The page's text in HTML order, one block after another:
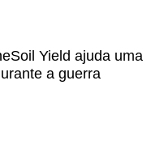
Yield ajuda uma
a guerra